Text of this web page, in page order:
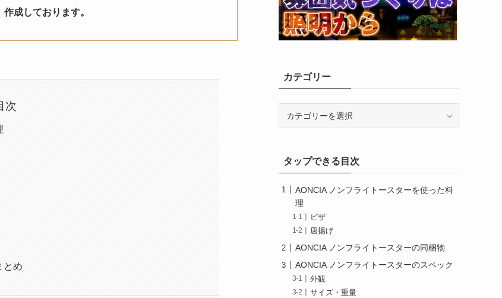
成しております。
次
とめ
カテゴリー
ータップできる目次
AONCIA ノンフライトースターを使った料
理
ピザ
唐揚げ
AONCIA ノンフライトースターの同梱物
AONCIA ノンフライトースターのスペック
外観
サイズ・重量